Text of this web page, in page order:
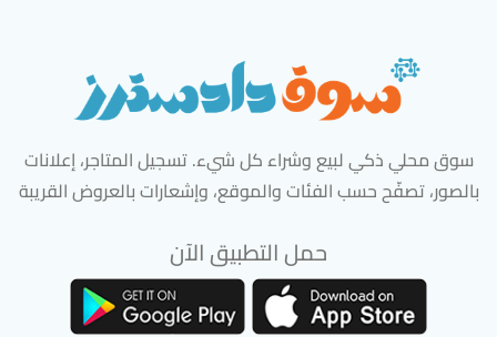
سوق محلي ذكي لبيع وشراء كل شيء. تسجيل المتاجر، إعلانات
بالصور، تصفّح حسب الفئات والموقع، وإشعارات بالعروض القريبة
حمل التطبيق الآن